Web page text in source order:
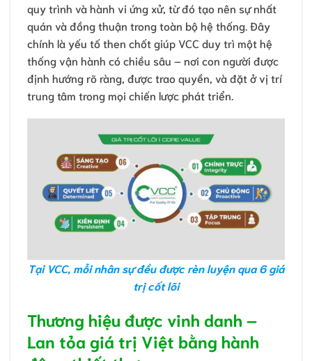
quy trình và hành vi ứng xử, từ đó tạo nên sự nhất
quán và đồng thuận trong toàn bộ hệ thống. Đây
chính là yếu tố then chốt giúp VCC duy trì một hệ
thống vận hành có chiều sâu – nơi con người được
định hướng rõ ràng, được trao quyền, và đặt ở vị trí
trung tâm trong mọi chiến lược phát triển.
Tại VCC, mỗi nhân sự đều được rèn luyện qua 6 giá
trị cốt lõi
Thương hiệu được vinh danh –
Lan tỏa giá trị Việt bằng hành